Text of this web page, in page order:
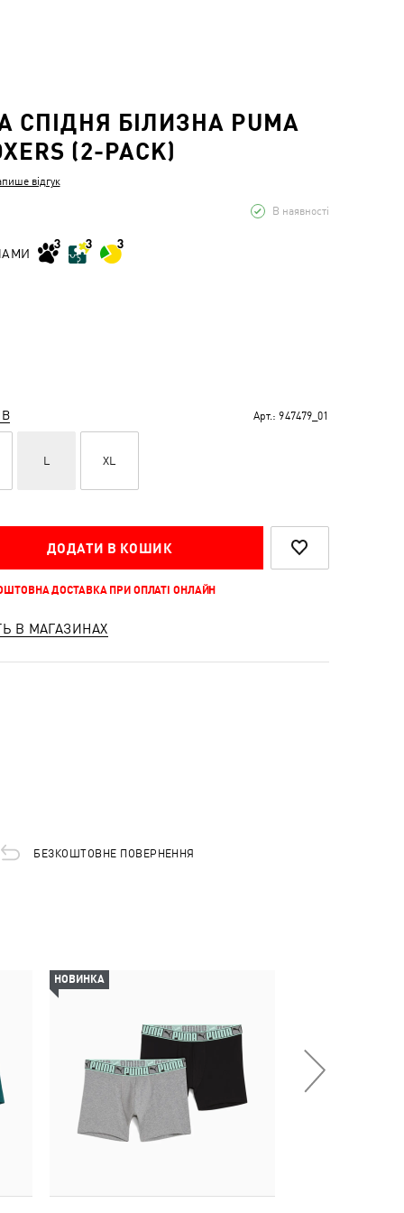
СПІДНЯ БІЛИЗНА PUMA
(2-PACK)
відгук
В наявності
Арт.: 947479_01
L XL
ДОДАТИ В КОШИК
ДОСТАВКА ПРИ ОПЛАТІ ОНЛАЙН
В МАГАЗИНАХ
БЕЗКОШТОВНЕ ПОВЕРНЕННЯ
НОВИНКА